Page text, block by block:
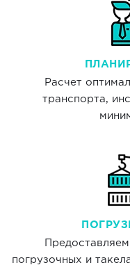
Расчет
транспорта,
погрузочных и